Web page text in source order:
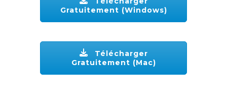
Gratuitement (Windows)
Télécharger
Gratuitement (Mac)